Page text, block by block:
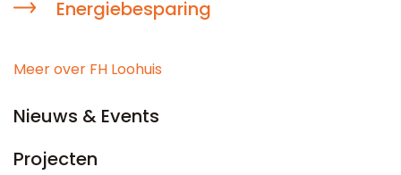
Energiebesparing
Meer over FH Loohuis
Nieuws & Events
Projecten